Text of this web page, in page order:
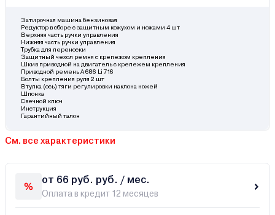
Затирочная машина бензиновая
Редуктор в сборе с защитным кожухом и ножами 4 шт
Верхняя часть ручки управления
Нижняя часть ручки управления
Трубка для переноски
Защитный чехол ремня с крепежом крепления
Шкив приводной на двигатель с крепежем крепления
Приводной ремень A 686 Li 716
Болты крепления руля 2 шт
Втулка (ось) тяги регулировки наклона ножей
Шпонка
Свечной ключ
Инструкция
Гарантийный талон
См. все характеристики
от 66 руб. руб. / мес.
Оплата в кредит 12 месяцев